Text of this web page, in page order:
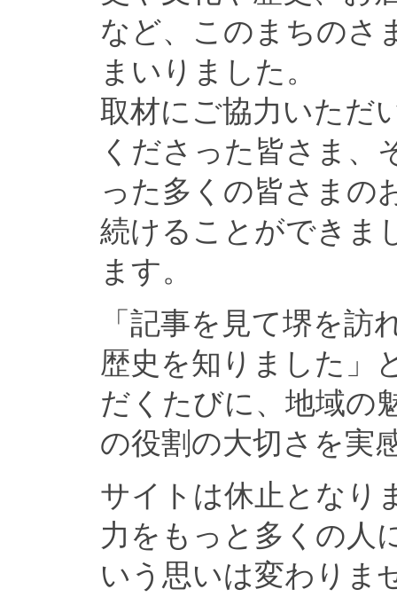
など、このまちのさ
まいりました。
取材にご協力いただ
くださった皆さま、
った多くの皆さまの
続けることができま
ます。
「記事を見て堺を
歴史を知りました」
だくたびに、地域の
の役割の大切さを実
サイトは休止となり
力をもっと多くの人
いう思いは変わりま